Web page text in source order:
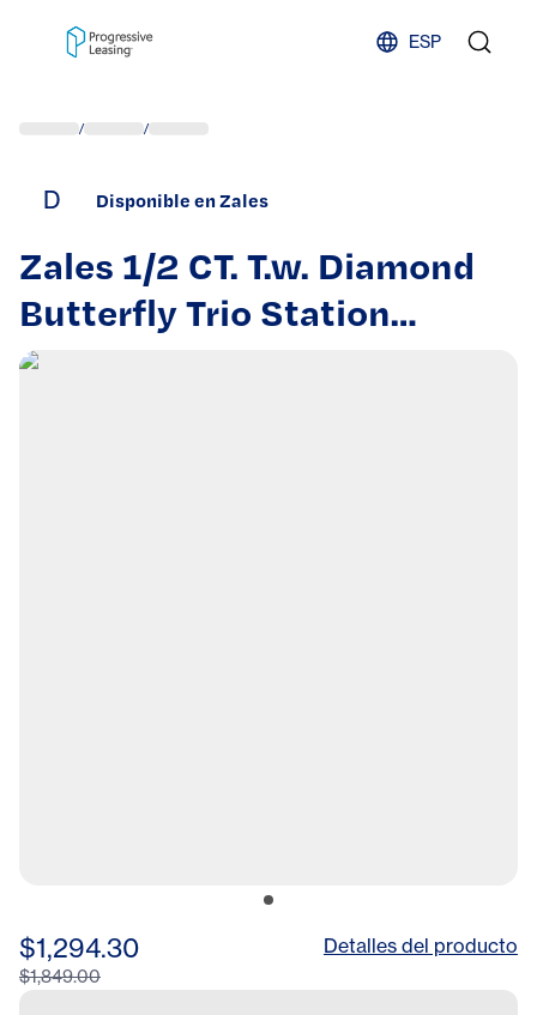
ESP
/ /
D Disponible en Zales
Zales 1/2 CT. T.w. Diamond
Butterfly Trio Station
Necklace in 10K
$1,294.30
$1,849.00
Detalles del producto